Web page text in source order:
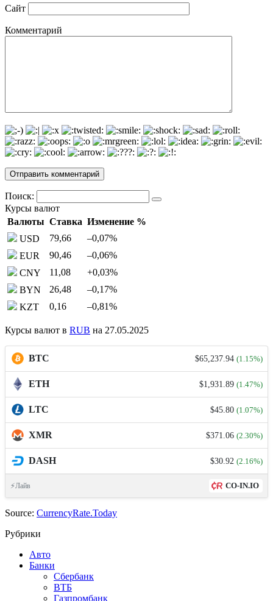
Сайт
Комментарий
Поиск:
Курсы валют
Валюты Ставка Изменение %
USD
79,66 –0,07%
EUR
90,46 –0,06%
CNY
11,08 +0,03%
BYN
26,48 –0,17%
KZT
0,16 –0,81%
Курсы валют в RUB на 27.05.2025
BTC $65,237.94 (1.15%)
ETH $1,931.89 (1.47%)
LTC $45.80 (1.07%)
XMR $371.06 (2.30%)
DASH $30.92 (2.16%)
⚡Лайв CO-IN.IO
Source: CurrencyRate.Today
Рубрики
Авто
Банки
Сбербанк
ВТБ
Газпромбанк